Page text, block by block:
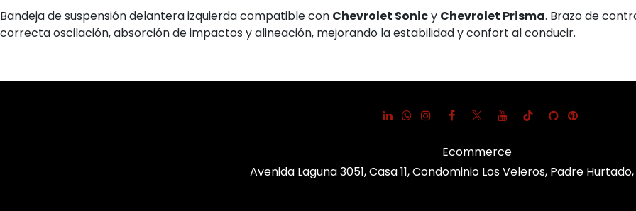
Bandeja de suspensión delantera izquierda compatible con Chevrolet Sonicy Chevrolet Prisma. Brazo de
correcta oscilación, absorción de impactos y alineación, mejorando la estabilidad y confort al conducir.
Ecommerce
Avenida Laguna 3051, Casa 11, Condominio Los Veleros, Padre